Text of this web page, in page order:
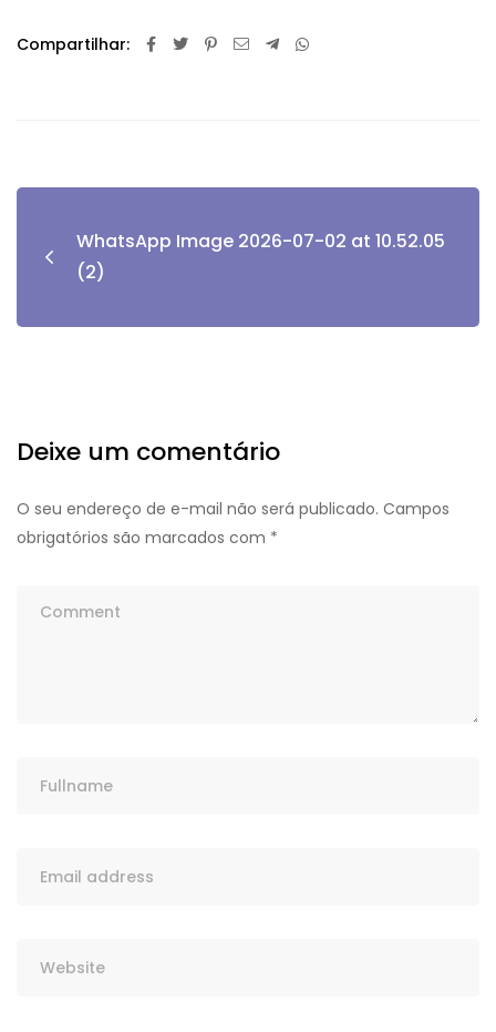
Compartilhar:
WhatsApp Image 2026-07-02 at 10.52.05
(2)
Deixe um comentário
O seu endereço de e-mail não será publicado. Campos
obrigatórios são marcados com *